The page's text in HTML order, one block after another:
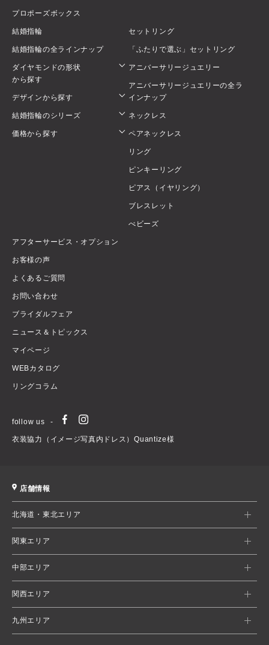
プロポーズボックス
結婚指輪
結婚指輪の全ラインナップ
ダイヤモンドの形状
から探す
デザインから探す
結婚指輪のシリーズ
価格から探す
セットリング
「ふたりで選ぶ」セットリング
アニバーサリージュエリー
アニバーサリージュエリーの全ラ
インナップ
ネックレス
ペアネックレス
リング
ピンキーリング
ピアス（イヤリング）
ブレスレット
べビーズ
アフターサービス・オプション
お客様の声
よくあるご質問
お問い合わせ
ブライダルフェア
ニュース＆トピックス
マイページ
WEBカタログ
リングコラム
follow us
衣装協力（イメージ写真内ドレス）Quantize様
店舗情報
北海道・東北エリア
関東エリア
中部エリア
関西エリア
九州エリア